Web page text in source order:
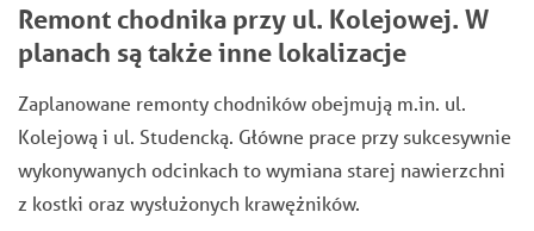
Remont chodnika przy ul. Kolejowej. W
planach są także inne lokalizacje
Zaplanowane remonty chodników obejmują m.in. ul.
Kolejową i ul. Studencką. Główne prace przy sukcesywnie
wykonywanych odcinkach to wymiana starej nawierzchni
z kostki oraz wysłużonych krawężników.